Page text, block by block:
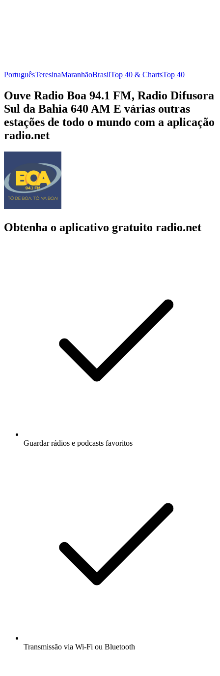
PortuguêsTeresinaMaranhãoBrasilTop 40 & ChartsTop 40
Ouve Radio Boa 94.1 FM, Radio Difusora
Sul da Bahia 640 AM E várias outras
estações de todo o mundo com a aplicação
radio.net
Obtenha o aplicativo gratuito radio.net
Guardar rádios e podcasts favoritos
Transmissão via Wi-Fi ou Bluetooth